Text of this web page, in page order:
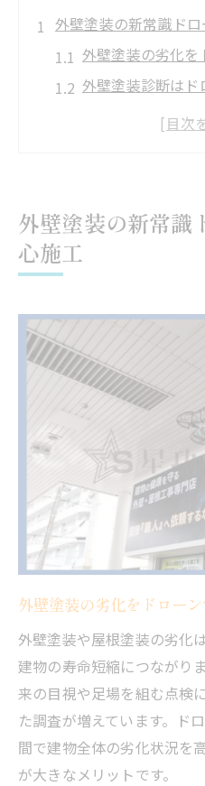
外壁塗装の新常識ド
外壁塗装の劣化を
外壁塗装診断はド
外壁塗装の事前
屋根塗装にドローン
説
較
ドローン調査が屋
理由
屋根塗装でも役立
外壁塗装と合わ
ドローンが実現
ック
ドローンで進化する
外壁塗装点検を
外壁塗装の状態把
外壁塗装で重要
外壁塗装診断の
ドローン活用の
足場不要な調査で負
外壁塗装の足場レ
外壁塗装の新常識
心施工
外壁塗装の劣化をドロー
外壁塗装や屋根塗装の劣化
建物の寿命短縮につながり
来の目視や足場を組む点検
た調査が増えています。ド
間で建物全体の劣化状況を
が大きなメリットです。